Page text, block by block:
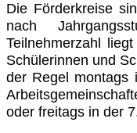
Die Förderkreise
nach
Teilnehmerzahl
Schülerinnen und
der Regel montags
oder freitags in der